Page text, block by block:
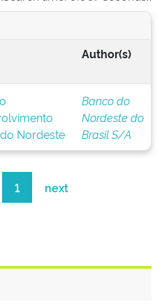
Author(s)
Nordeste
Banco do
Nordeste do
Brasil S/A
1 next